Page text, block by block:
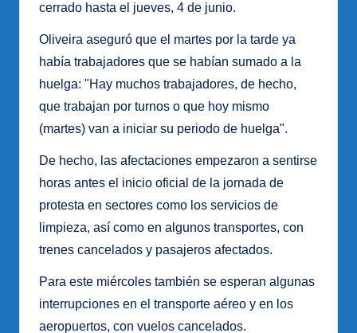
cerrado hasta el jueves, 4 de junio.
Oliveira aseguró que el martes por la tarde ya
había trabajadores que se habían sumado a la
huelga: "Hay muchos trabajadores, de hecho,
que trabajan por turnos o que hoy mismo
(martes) van a iniciar su periodo de huelga".
De hecho, las afectaciones empezaron a sentirse
horas antes el inicio oficial de la jornada de
protesta en sectores como los servicios de
limpieza, así como en algunos transportes, con
trenes cancelados y pasajeros afectados.
Para este miércoles también se esperan algunas
interrupciones en el transporte aéreo y en los
aeropuertos, con vuelos cancelados.